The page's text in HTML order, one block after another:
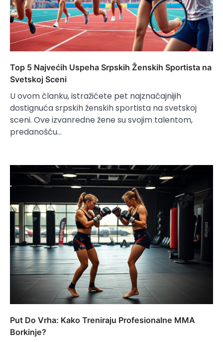
Top 5 Najvećih Uspeha Srpskih Ženskih Sportista na
Svetskoj Sceni
U ovom članku, istražićete pet najznačajnijih
dostignuća srpskih ženskih sportista na svetskoj
sceni. Ove izvanredne žene su svojim talentom,
predanošću…
Put Do Vrha: Kako Treniraju Profesionalne MMA
Borkinje?